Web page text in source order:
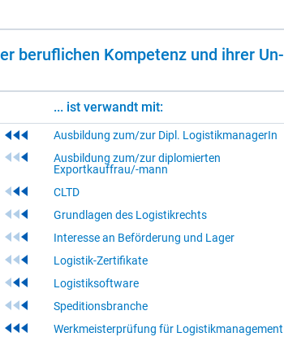
be­ruf­li­chen Kom­pe­tenz und ih­rer Un­
... ist verwandt mit:
Ausbildung zum/zur Dipl. LogistikmanagerIn
Ausbildung zum/zur diplomierten
Exportkauffrau/-mann
CLTD
Grundlagen des Logistikrechts
Interesse an Beförderung und Lager
Logistik-Zertifikate
Logistiksoftware
Speditionsbranche
Werkmeisterprüfung für Logistikmanagement